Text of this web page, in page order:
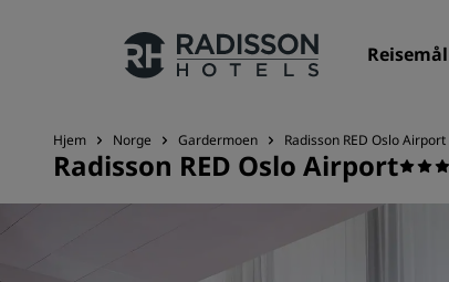
Reisemål
Merkevarene våre
Hjem Norge Gardermoen Radisson RED Oslo Airport
Radisson RED Oslo Airport